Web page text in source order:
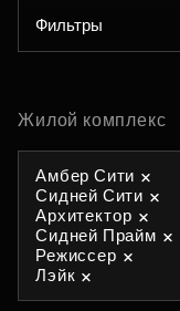
Фильтры
Жилой комплекс
Амбер Сити
Сидней Сити
Архитектор
Сидней Прайм
Режиссер
Лэйк